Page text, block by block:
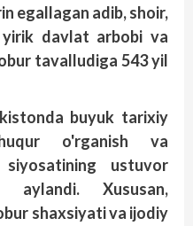
egallagan adib, shoir,
davlat arbobi va
tavalludiga 543 yil
buyuk tarixiy
o'rganish va
ustuvor
aylandi. Xususan,
shaxsiyati va ijodiy